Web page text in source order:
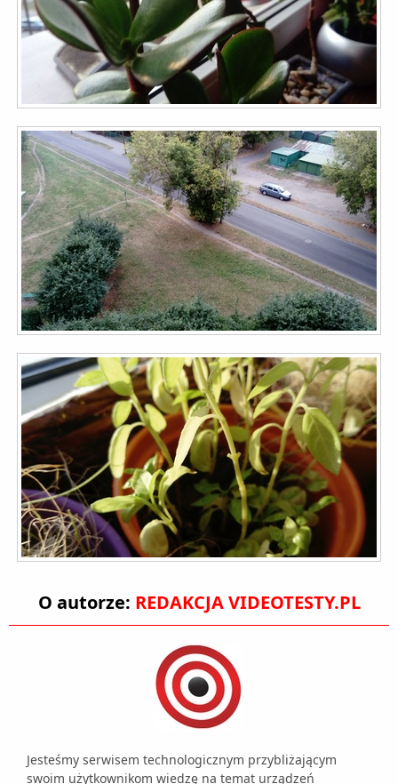
O autorze: REDAKCJA VIDEOTESTY.PL
Jesteśmy serwisem technologicznym przybliżającym
swoim użytkownikom wiedzę na temat urządzeń